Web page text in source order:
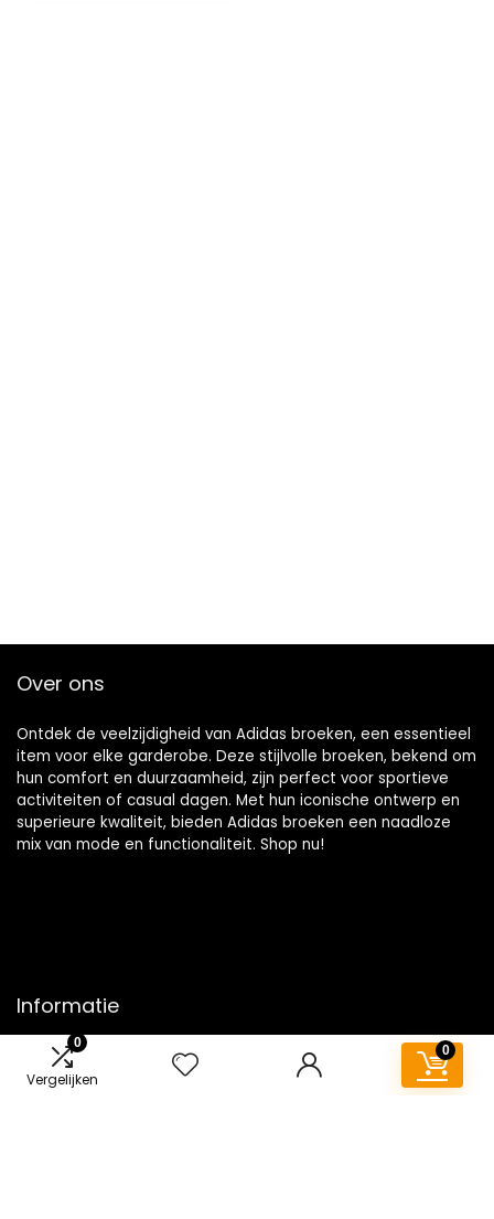
0
Vergelijken
0
Over ons
Ontdek de veelzijdigheid van Adidas broeken, een essentieel
item voor elke garderobe. Deze stijlvolle broeken, bekend om
hun comfort en duurzaamheid, zijn perfect voor sportieve
activiteiten of casual dagen. Met hun iconische ontwerp en
superieure kwaliteit, bieden Adidas broeken een naadloze
mix van mode en functionaliteit. Shop nu!
Informatie
Contact
Klantenservice